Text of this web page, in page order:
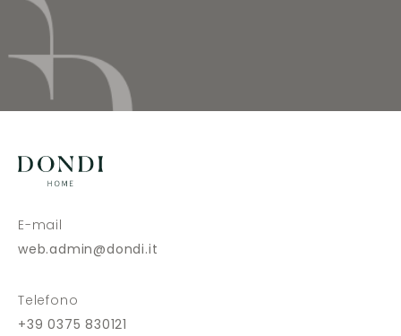
E-mail
web.admin@dondi.it
Telefono
+39 0375 830121